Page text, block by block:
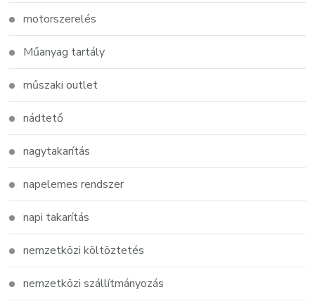
motorszerelés
Műanyag tartály
műszaki outlet
nádtető
nagytakarítás
napelemes rendszer
napi takarítás
nemzetközi költöztetés
nemzetközi szállítmányozás